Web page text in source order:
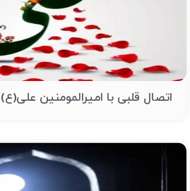
اتصال قلبی با امیرالمومنین علی(ع)